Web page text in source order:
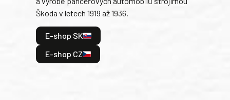
Škoda v letech 1919 až 1936.
E-shop SK
E-shop CZ